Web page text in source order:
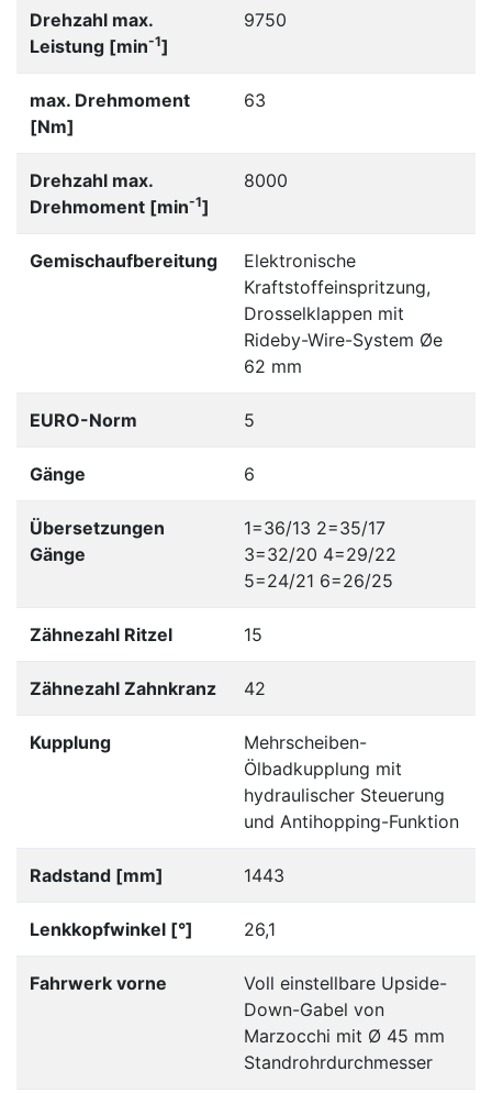
Drehzahl max.
Leistung [min-1]
9750
max. Drehmoment
[Nm]
63
Drehzahl max.
Drehmoment [min-1]
8000
Gemischaufbereitung
Elektronische
Kraftstoffeinspritzung,
Drosselklappen mit
Rideby-Wire-System Øe
62 mm
EURO-Norm 5
Gänge 6
Übersetzungen
Gänge
1=36/13 2=35/17
3=32/20 4=29/22
5=24/21 6=26/25
Zähnezahl Ritzel 15
Zähnezahl Zahnkranz 42
Kupplung
Mehrscheiben-
Ölbadkupplung mit
hydraulischer Steuerung
und Antihopping-Funktion
Radstand [mm] 1443
Lenkkopfwinkel [°] 26,1
Fahrwerk vorne
Voll einstellbare Upside-
Down-Gabel von
Marzocchi mit Ø 45 mm
Standrohrdurchmesser